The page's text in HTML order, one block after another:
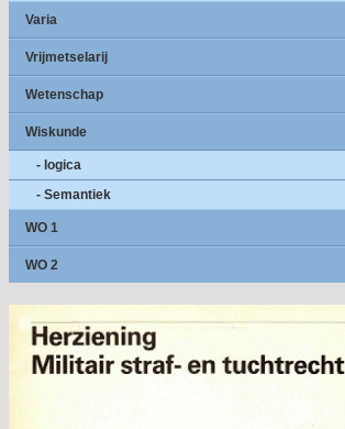
Varia
Vrijmetselarij
Wetenschap
Wiskunde
- logica
- Semantiek
WO 1
WO 2